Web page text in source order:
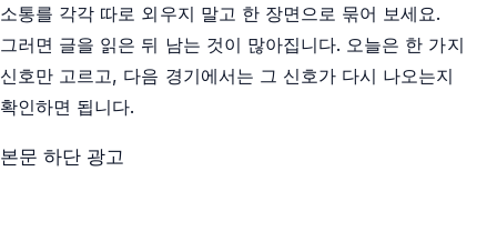
소통를 각각 따로 외우지 말고 한 장면으로 묶어 보세요.
그러면 글을 읽은 뒤 남는 것이 많아집니다. 오늘은 한 가지
신호만 고르고, 다음 경기에서는 그 신호가 다시 나오는지
확인하면 됩니다.
본문 하단 광고